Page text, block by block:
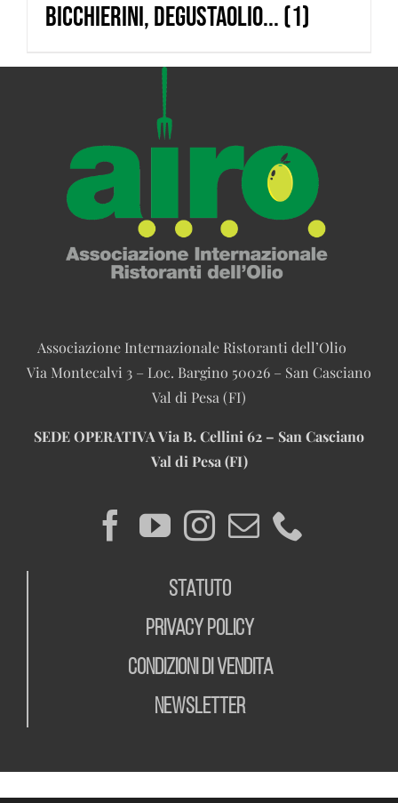
Bicchierini, degustaolio...(1)
Associazione Internazionale Ristoranti dell’Olio
Via Montecalvi 3 – Loc. Bargino 50026 – San Casciano
Val di Pesa (FI)
SEDE OPERATIVAVia B. Cellini 62 – San Casciano
Val di Pesa (FI)
STATUTO
PRIVACY POLICY
CONDIZIONI DI VENDITA
NEWSLETTER